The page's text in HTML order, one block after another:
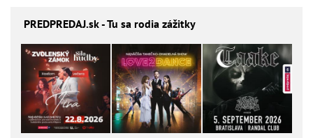
PREDPREDAJ.sk - Tu sa rodia zážitky